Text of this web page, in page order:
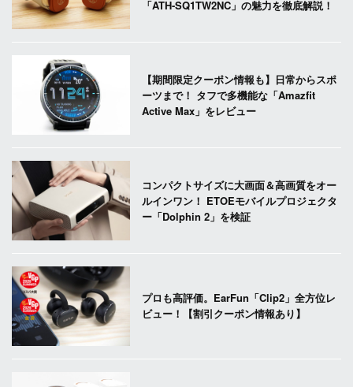
「ATH-SQ1TW2NC」の魅力を徹底解説！
【期間限定クーポン情報も】日常からスポ
ーツまで！ タフで多機能な「Amazfit
Active Max」をレビュー
コンパクトサイズに大画面＆高画質をオー
ルインワン！ ETOEモバイルプロジェクタ
ー「Dolphin 2」を検証
プロも高評価。EarFun「Clip2」全方位レ
ビュー！【割引クーポン情報あり】